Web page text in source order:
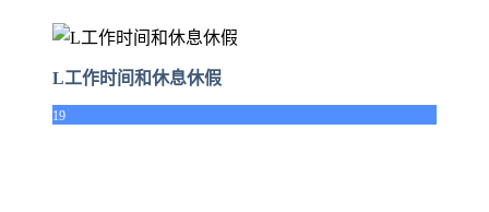
L工作时间和休息休假
19